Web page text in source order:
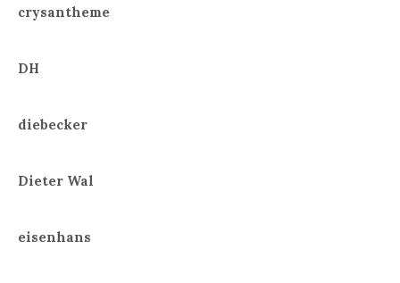
crysantheme
DH
diebecker
Dieter Wal
eisenhans